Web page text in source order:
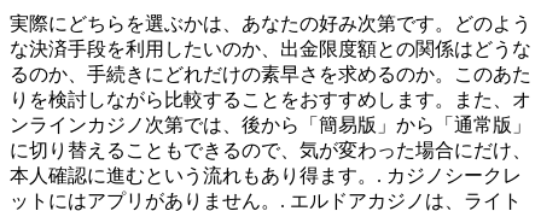
実際にどちらを選ぶかは、あなたの好み次第です。どのよう
な決済手段を利用したいのか、出金限度額との関係はどうな
るのか、手続きにどれだけの素早さを求めるのか。このあた
りを検討しながら比較することをおすすめします。また、オ
ンラインカジノ次第では、後から「簡易版」から「通常版」
に切り替えることもできるので、気が変わった場合にだけ、
本人確認に進むという流れもあり得ます。. カジノシークレ
ットにはアプリがありません。. エルドアカジノは、ライト